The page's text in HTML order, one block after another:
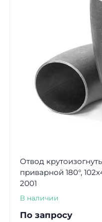
Отвод
приварной 180°,
2001
В наличии
По запросу